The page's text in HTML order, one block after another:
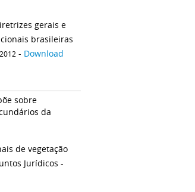
gerais e
brasileiras
- Download
sobre
da
de vegetação
Jurídicos -